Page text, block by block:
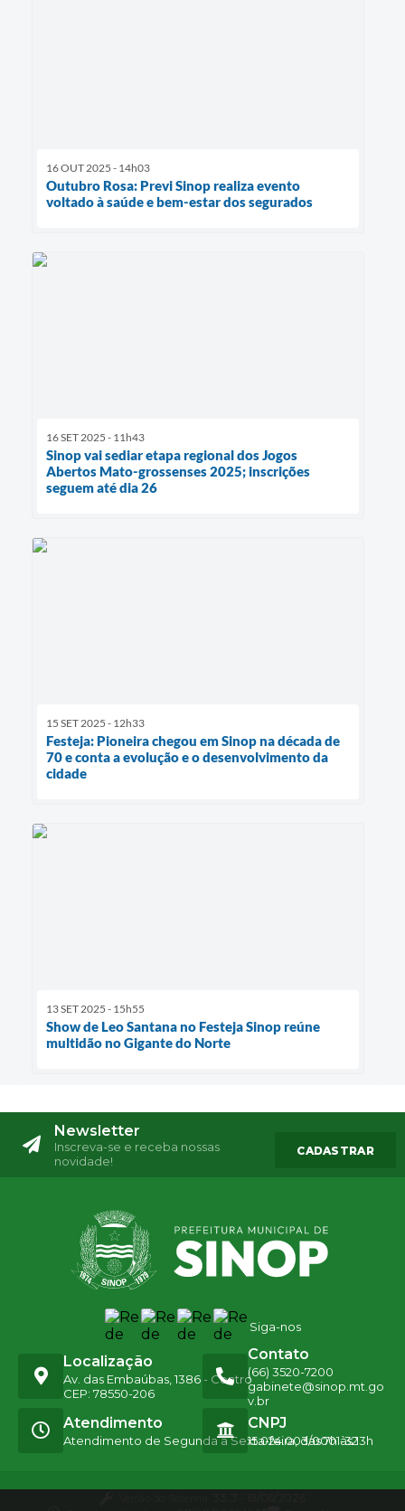
16 OUT 2025 - 14h03
Outubro Rosa: Previ Sinop realiza evento
voltado à saúde e bem-estar dos segurados
16 SET 2025 - 11h43
Sinop vai sediar etapa regional dos Jogos
Abertos Mato-grossenses 2025; inscrições
seguem até dia 26
15 SET 2025 - 12h33
Festeja: Pioneira chegou em Sinop na década de
70 e conta a evolução e o desenvolvimento da
cidade
13 SET 2025 - 15h55
Show de Leo Santana no Festeja Sinop reúne
multidão no Gigante do Norte
Newsletter
Inscreva-se e receba nossas
novidade!
CADASTRAR
Siga-nos
Localização
Av. das Embaúbas, 1386 - Centro
CEP: 78550-206
Contato
(66) 3520-7200
gabinete@sinop.mt.go
v.br
Atendimento
Atendimento de Segunda a Sexta-feira, das 7h às 13h
CNPJ
15.024.003/0001-32